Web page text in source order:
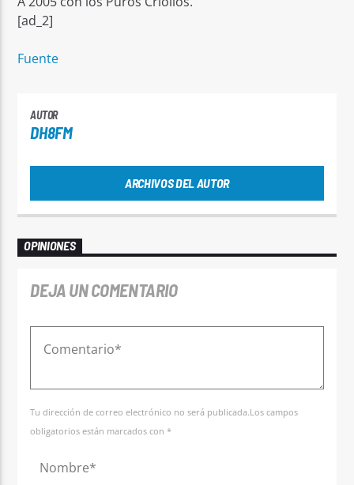
[ad_2]
Fuente
AUTOR
DH8FM
ARCHIVOS DEL AUTOR
OPINIONES
DEJA UN COMENTARIO
Tu dirección de correo electrónico no será publicada.Los campos
obligatorios están marcados con *